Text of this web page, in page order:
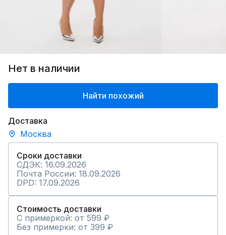
Нет в наличии
Найти похожий
Доставка
Москва
Сроки доставки
СДЭК: 16.09.2026
Почта России: 18.09.2026
DPD: 17.09.2026
Стоимость доставки
С примеркой: от 599 ₽
Без примерки: от 399 ₽